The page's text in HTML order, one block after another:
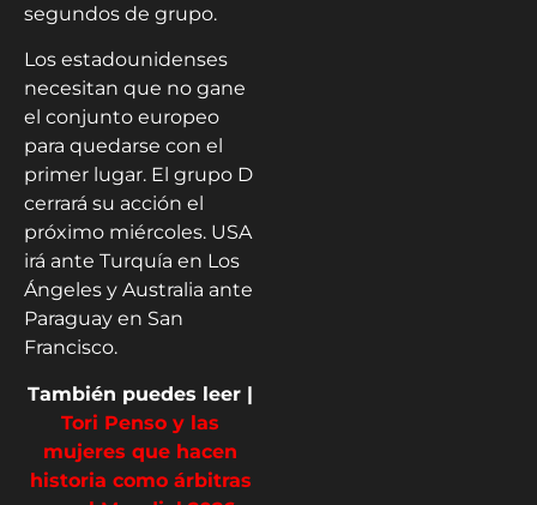
segundos de grupo.
Los estadounidenses
necesitan que no gane
el conjunto europeo
para quedarse con el
primer lugar. El grupo D
cerrará su acción el
próximo miércoles. USA
irá ante Turquía en Los
Ángeles y Australia ante
Paraguay en San
Francisco.
También puedes leer |
Tori Penso y las
mujeres que hacen
historia como árbitras